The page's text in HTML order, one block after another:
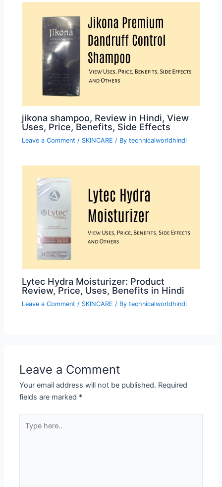
jikona shampoo, Review in Hindi, View
Uses, Price, Benefits, Side Effects
Leave a Comment / SKINCARE / Bytechnicalworldhindi
Lytec Hydra Moisturizer: Product
Review, Price, Uses, Benefits in Hindi
Leave a Comment / SKINCARE / Bytechnicalworldhindi
Leave a Comment
Your email address will not be published. Required
fields are marked *
here..